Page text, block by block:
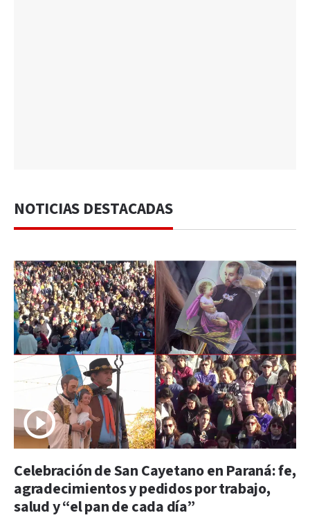
NOTICIAS DESTACADAS
Celebración de San Cayetano en Paraná: fe,
agradecimientos y pedidos por trabajo,
salud y “el pan de cada día”